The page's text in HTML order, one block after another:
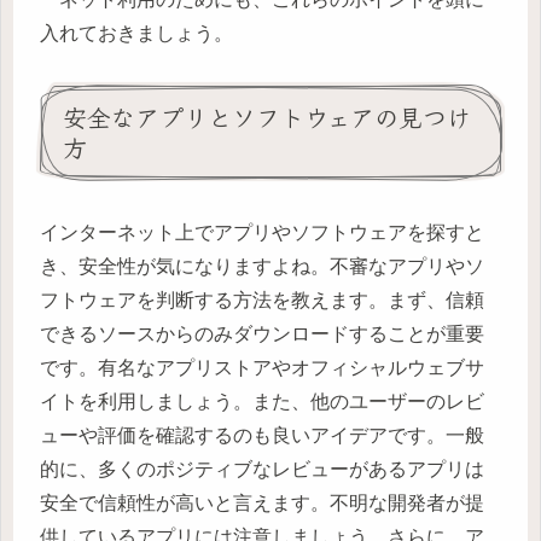
入れておきましょう。
安全なアプリとソフトウェアの見つけ
方
インターネット上でアプリやソフトウェアを探すと
き、安全性が気になりますよね。不審なアプリやソ
フトウェアを判断する方法を教えます。まず、信頼
できるソースからのみダウンロードすることが重要
です。有名なアプリストアやオフィシャルウェブサ
イトを利用しましょう。また、他のユーザーのレビ
ューや評価を確認するのも良いアイデアです。一般
的に、多くのポジティブなレビューがあるアプリは
安全で信頼性が高いと言えます。不明な開発者が提
供しているアプリには注意しましょう。さらに、ア